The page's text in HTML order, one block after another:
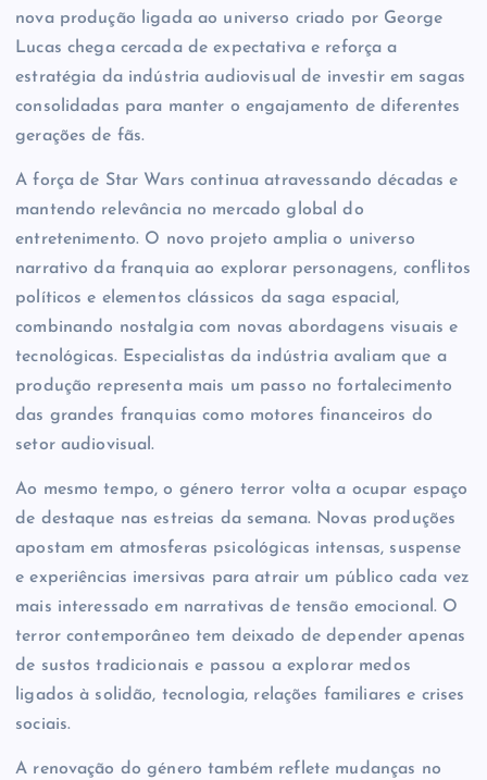
nova produção ligada ao universo criado por George
Lucas chega cercada de expectativa e reforça a
estratégia da indústria audiovisual de investir em sagas
consolidadas para manter o engajamento de diferentes
gerações de fãs.
A força de Star Wars continua atravessando décadas e
mantendo relevância no mercado global do
entretenimento. O novo projeto amplia o universo
narrativo da franquia ao explorar personagens, conflitos
políticos e elementos clássicos da saga espacial,
combinando nostalgia com novas abordagens visuais e
tecnológicas. Especialistas da indústria avaliam que a
produção representa mais um passo no fortalecimento
das grandes franquias como motores financeiros do
setor audiovisual.
Ao mesmo tempo, o género terror volta a ocupar espaço
de destaque nas estreias da semana. Novas produções
apostam em atmosferas psicológicas intensas, suspense
e experiências imersivas para atrair um público cada vez
mais interessado em narrativas de tensão emocional. O
terror contemporâneo tem deixado de depender apenas
de sustos tradicionais e passou a explorar medos
ligados à solidão, tecnologia, relações familiares e crises
sociais.
A renovação do género também reflete mudanças no